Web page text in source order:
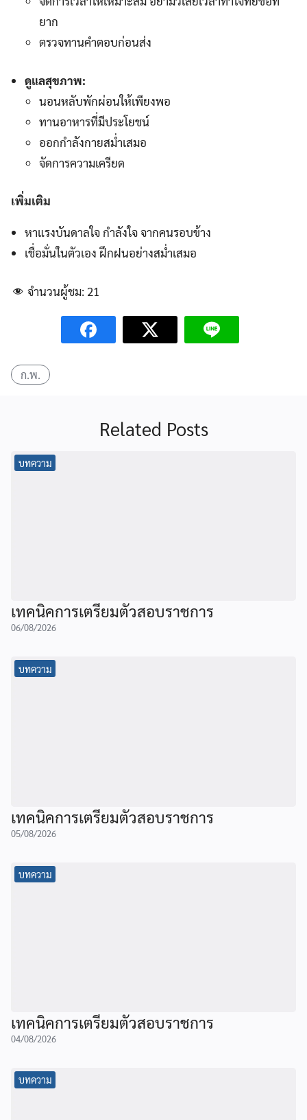
ยาก
ตรวจทานคำตอบก่อนส่ง
ดูแลสุขภาพ:
นอนหลับพักผ่อนให้เพียงพอ
ทานอาหารที่มีประโยชน์
ออกกำลังกายสม่ำเสมอ
จัดการความเครียด
เพิ่มเติม
หาแรงบันดาลใจ กำลังใจ จากคนรอบข้าง
เชื่อมั่นในตัวเอง ฝึกฝนอย่างสม่ำเสมอ
จำนวนผู้ชม: 21
ก.พ.
Related Posts
บทความ
เทคนิคการเตรียมตัวสอบราชการ
06/08/2026
บทความ
เทคนิคการเตรียมตัวสอบราชการ
05/08/2026
บทความ
เทคนิคการเตรียมตัวสอบราชการ
04/08/2026
บทความ